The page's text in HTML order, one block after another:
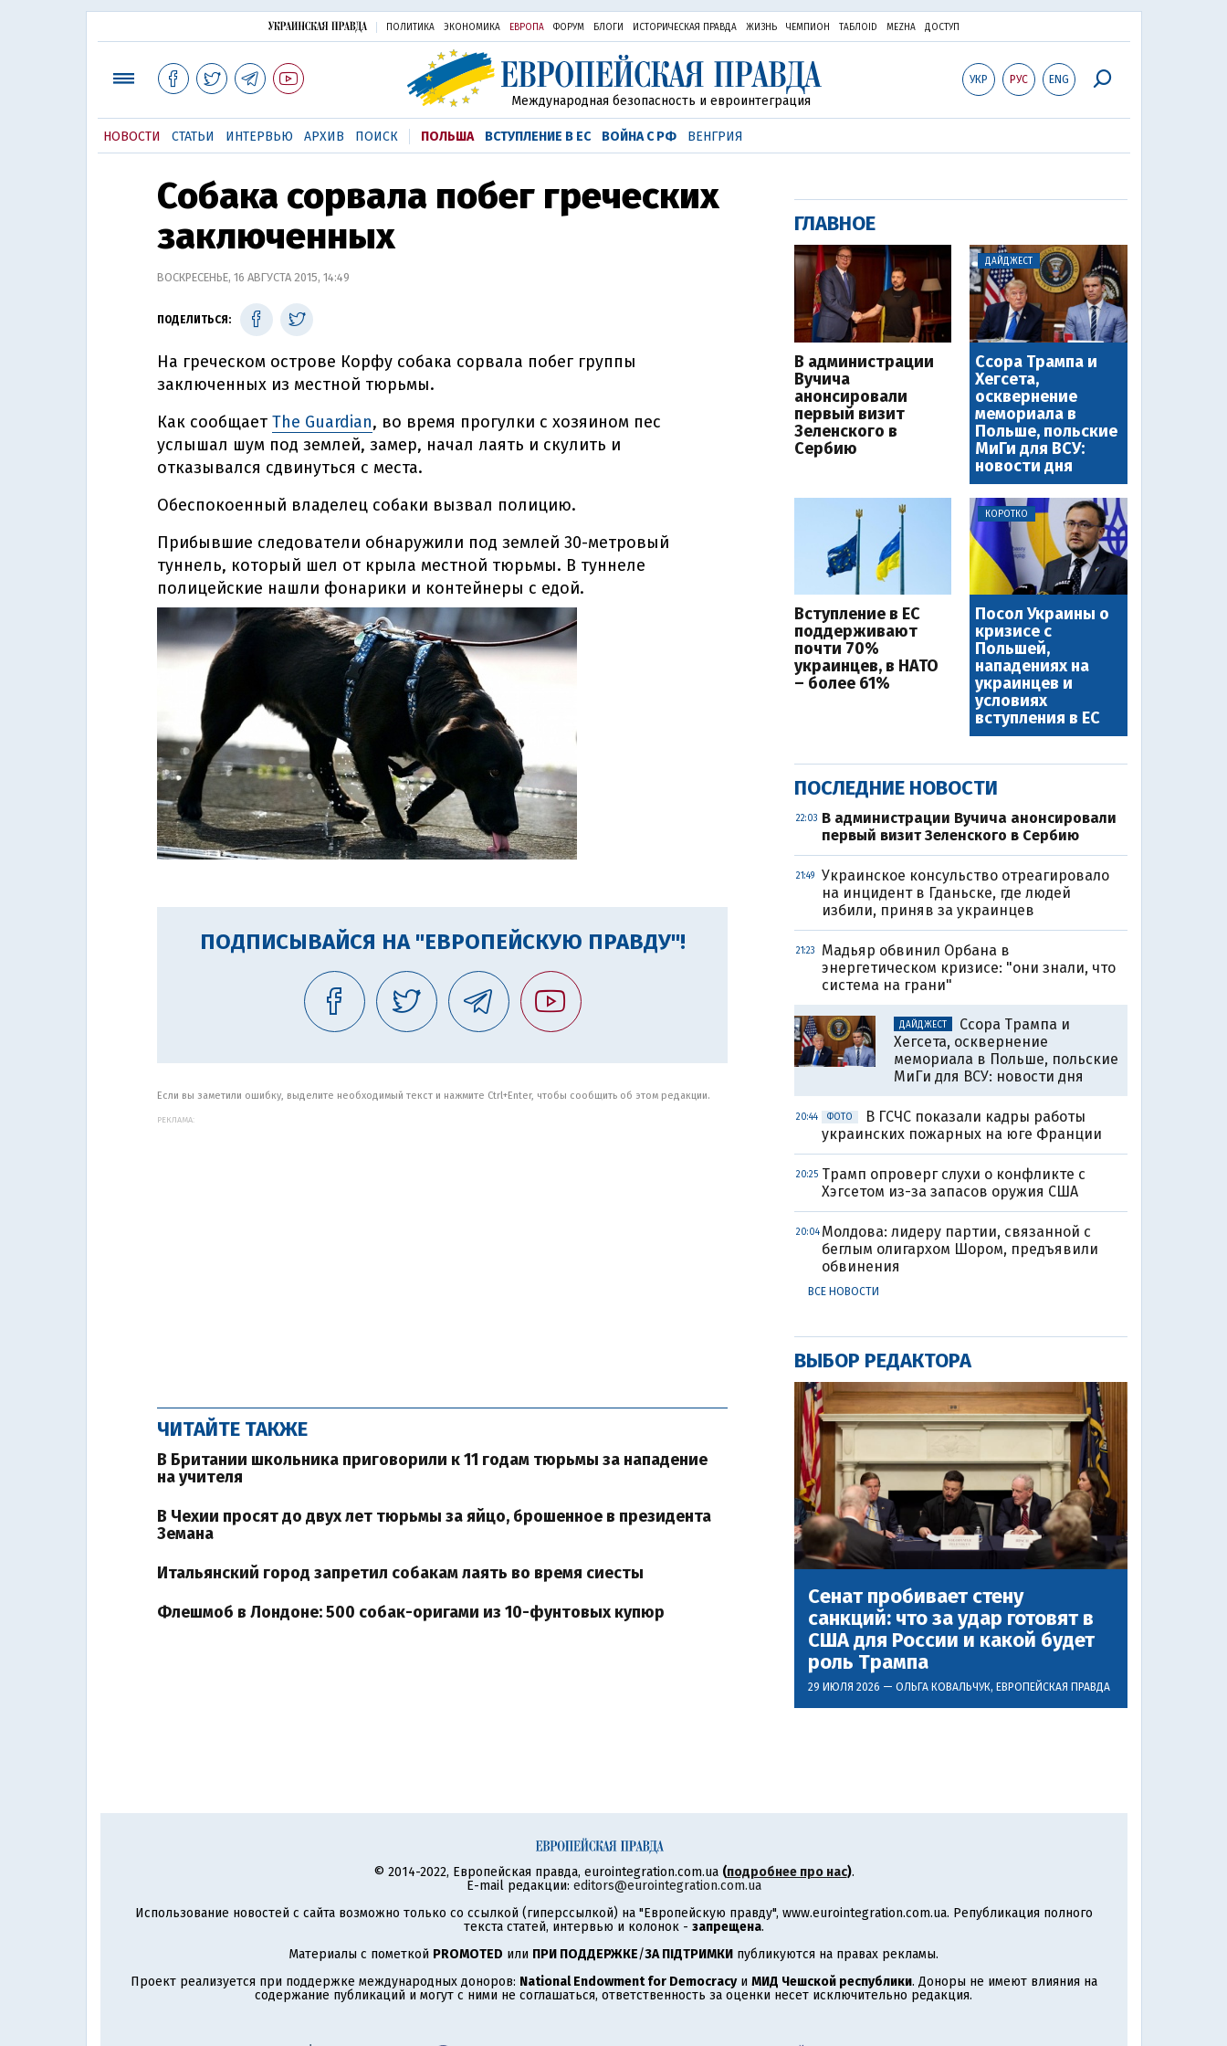
ПОЛИТИКА ЭКОНОМИКА ЕВРОПА ФОРУМ БЛОГИ ИСТОРИЧЕСКАЯ ПРАВДА ЖИЗНЬ ЧЕМПИОН ТАБЛОID MEZHA ДОСТУП
УКР РУС ENG
Международная безопасность и евроинтеграция
НОВОСТИ СТАТЬИ ИНТЕРВЬЮ АРХИВ ПОИСК ПОЛЬША ВСТУПЛЕНИЕ В ЕС ВОЙНА С РФ ВЕНГРИЯ
Собака сорвала побег греческих
заключенных
ВОСКРЕСЕНЬЕ, 16 АВГУСТА 2015, 14:49
ПОДЕЛИТЬСЯ:
На греческом острове Корфу собака сорвала побег группы
заключенных из местной тюрьмы.
Как сообщает The Guardian, во время прогулки с хозяином пес
услышал шум под землей, замер, начал лаять и скулить и
отказывался сдвинуться с места.
Обеспокоенный владелец собаки вызвал полицию.
Прибывшие следователи обнаружили под землей 30-метровый
туннель, который шел от крыла местной тюрьмы. В туннеле
полицейские нашли фонарики и контейнеры с едой.
ПОДПИСЫВАЙСЯ НА "ЕВРОПЕЙСКУЮ ПРАВДУ"!
Если вы заметили ошибку, выделите необходимый текст и нажмите Ctrl+Enter, чтобы сообщить об этом редакции.
РЕКЛАМА:
ЧИТАЙТЕ ТАКЖЕ
В Британии школьника приговорили к 11 годам тюрьмы за нападение
на учителя
В Чехии просят до двух лет тюрьмы за яйцо, брошенное в президента
Земана
Итальянский город запретил собакам лаять во время сиесты
Флешмоб в Лондоне: 500 собак-оригами из 10-фунтовых купюр
ГЛАВНОЕ
В администрации
Вучича
анонсировали
первый визит
Зеленского в
Сербию
ДАЙДЖЕСТ
Ссора Трампа и
Хегсета,
осквернение
мемориала в
Польше, польские
МиГи для ВСУ:
новости дня
Вступление в ЕС
поддерживают
почти 70%
украинцев, в НАТО
– более 61%
КОРОТКО
Посол Украины о
кризисе с
Польшей,
нападениях на
украинцев и
условиях
вступления в ЕС
ПОСЛЕДНИЕ НОВОСТИ
22:03 В администрации Вучича анонсировали
первый визит Зеленского в Сербию
21:49
Украинское консульство отреагировало
на инцидент в Гданьске, где людей
избили, приняв за украинцев
21:23
Мадьяр обвинил Орбана в
энергетическом кризисе: "они знали, что
система на грани"
ДАЙДЖЕСТ
Ссора Трампа и
Хегсета, осквернение
мемориала в Польше, польские
МиГи для ВСУ: новости дня
20:44 ФОТО
В ГСЧС показали кадры работы
украинских пожарных на юге Франции
20:25 Трамп опроверг слухи о конфликте с
Хэгсетом из-за запасов оружия США
20:04 Молдова: лидеру партии, связанной с
беглым олигархом Шором, предъявили
обвинения
ВСЕ НОВОСТИ
ВЫБОР РЕДАКТОРА
Сенат пробивает стену
санкций: что за удар готовят в
США для России и какой будет
роль Трампа
29 ИЮЛЯ 2026 — ОЛЬГА КОВАЛЬЧУК, ЕВРОПЕЙСКАЯ ПРАВДА
© 2014-2022, Европейская правда, eurointegration.com.ua (подробнее про нас).
E-mail редакции: editors@eurointegration.com.ua
Использование новостей с сайта возможно только со ссылкой (гиперссылкой) на "Европейскую правду", www.eurointegration.com.ua. Републикация полного
текста статей, интервью и колонок - запрещена.
Материалы с пометкой PROMOTED или ПРИ ПОДДЕРЖКЕ/ЗА ПІДТРИМКИ публикуются на правах рекламы.
Проект реализуется при поддержке международных доноров: National Endowment for Democracyи МИД Чешской республики. Доноры не имеют влияния на
содержание публикаций и могут с ними не соглашаться, ответственность за оценки несет исключительно редакция.